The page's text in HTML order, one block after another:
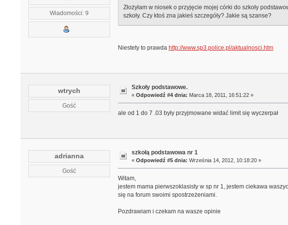
Wiadomości: 9
Złożyłam w niosek o przyjęcie mojej córki do szkoły
szkoły. Czy ktoś zna jakieś szczegóły? Jakie są szanse?
Niestety to prawda http://www.sp3.police.pl/aktualnosci.htm
wtrych
Gość
Szkoły podstawowe.
«Odpowiedź #4 dnia: Marca 18, 2011, 16:51:22 »
ale od 1 do 7 .03 były przyjmowane widać limit się wyczerpał
adrianna
Gość
szkołą podstawowa nr 1
«Odpowiedź #5 dnia: Września 14, 2012, 10:18:20 »
Witam,
jestem mama pierwszoklasisty w sp nr 1, jestem ciekawa
się na forum swoimi spostrzeżeniami.
Pozdrawiam i czekam na wasze opinie